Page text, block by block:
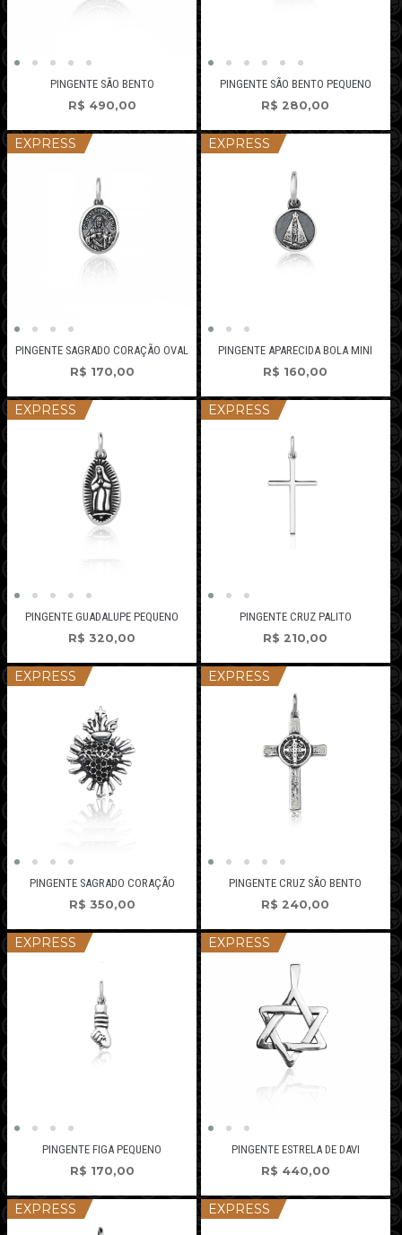
PINGENTE SÃO BENTO
R$ 490,00
PINGENTE SÃO BENTO PEQUENO
R$ 280,00
EXPRESS
PINGENTE SAGRADO CORAÇÃO OVAL
R$ 170,00
EXPRESS
PINGENTE APARECIDA BOLA MINI
R$ 160,00
EXPRESS
PINGENTE GUADALUPE PEQUENO
R$ 320,00
EXPRESS
PINGENTE CRUZ PALITO
R$ 210,00
EXPRESS
PINGENTE SAGRADO CORAÇÃO
R$ 350,00
EXPRESS
PINGENTE CRUZ SÃO BENTO
R$ 240,00
EXPRESS
PINGENTE FIGA PEQUENO
R$ 170,00
EXPRESS
PINGENTE ESTRELA DE DAVI
R$ 440,00
EXPRESS EXPRESS